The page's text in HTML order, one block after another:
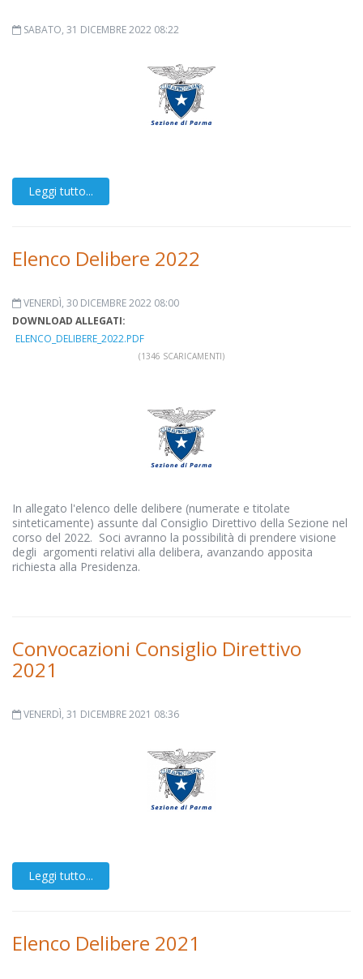
SABATO, 31 DICEMBRE 2022 08:22
Leggi tutto...
Elenco Delibere 2022
VENERDÌ, 30 DICEMBRE 2022 08:00
DOWNLOAD ALLEGATI:
ELENCO_DELIBERE_2022.PDF
(1346 SCARICAMENTI)
In allegato l'elenco delle delibere (numerate e titolate
sinteticamente) assunte dal Consiglio Direttivo della Sezione nel
corso del 2022. Soci avranno la possibilità di prendere visione
degli argomenti relativi alla delibera, avanzando apposita
richiesta alla Presidenza.
Convocazioni Consiglio Direttivo
2021
VENERDÌ, 31 DICEMBRE 2021 08:36
Leggi tutto...
Elenco Delibere 2021